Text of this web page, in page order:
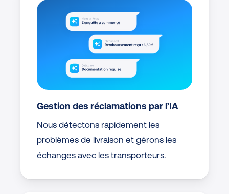
Gestion des réclamations par l’IA
Nous détectons rapidement les
problèmes de livraison et gérons les
échanges avec les transporteurs.